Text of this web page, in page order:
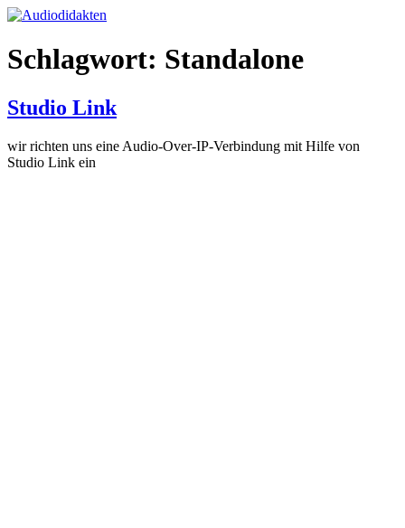
Zum
springen
Schlagwort: Standalone
Studio Link
wir richten uns eine Audio-Over-IP-Verbindung mit Hilfe von
Studio Link ein